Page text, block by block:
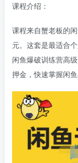
课程介绍：
课程来自蟹老板的
元。这套是最适合
闲鱼爆破训练营高
押金，快速掌握闲鱼